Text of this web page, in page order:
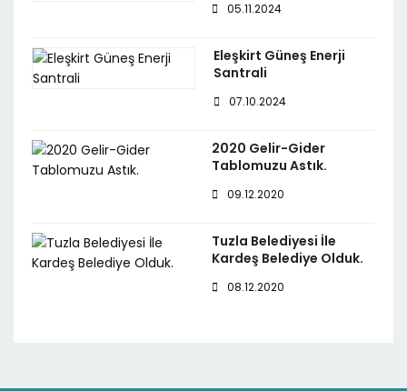
05.11.2024
Eleşkirt Güneş Enerji
Santrali
07.10.2024
2020 Gelir-Gider
Tablomuzu Astık.
09.12.2020
Tuzla Belediyesi İle
Kardeş Belediye Olduk.
08.12.2020